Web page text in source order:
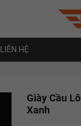
LIÊN HỆ
Giày Cầu
Xanh